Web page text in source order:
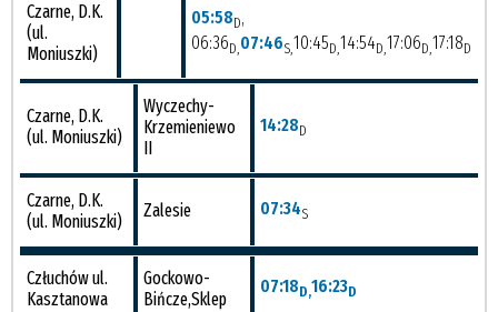
Czarne, D.K.
(ul.
Moniuszki)
05:58D,
06:36D,07:46S,10:45D,14:54D,17:06D,17:18D
Czarne, D.K.
(ul. Moniuszki)
Wyczechy-
Krzemieniewo
II
14:28D
Czarne, D.K.
(ul. Moniuszki)
Zalesie 07:34S
Człuchów ul.
Kasztanowa
Gockowo-
Bińcze,Sklep
07:18D,16:23D